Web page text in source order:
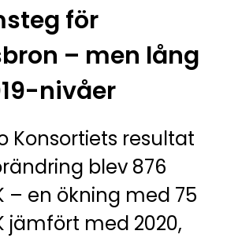
för
– men lång
nivåer
Konsortiets resultat
blev 876
– en ökning med 75
jämfört med 2020,